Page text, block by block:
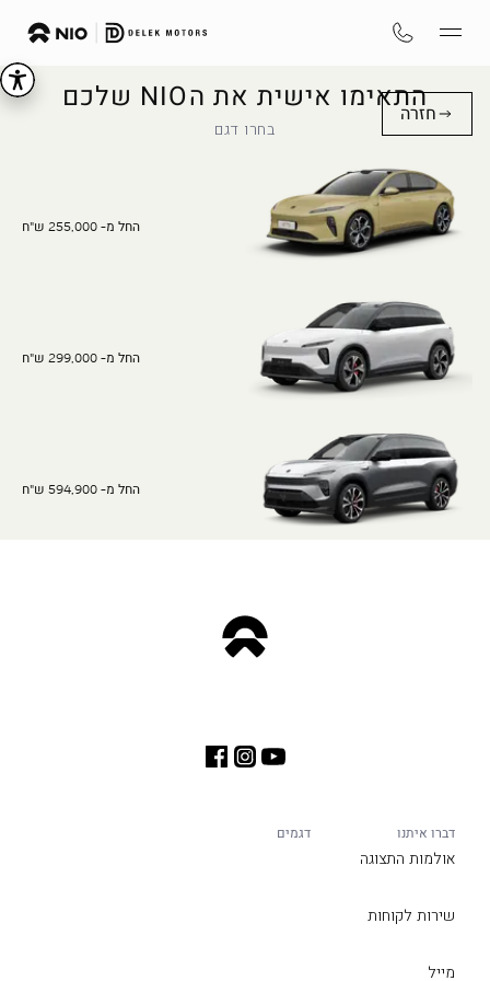
חזרה
התאימו אישית את הNIO שלכם
בחרו דגם
החל מ- 255,000 ש"ח
החל מ- 299,000 ש"ח
החל מ- 594,900 ש"ח
דברו איתנו
אולמות התצוגה
שירות לקוחות
מייל
דגמים